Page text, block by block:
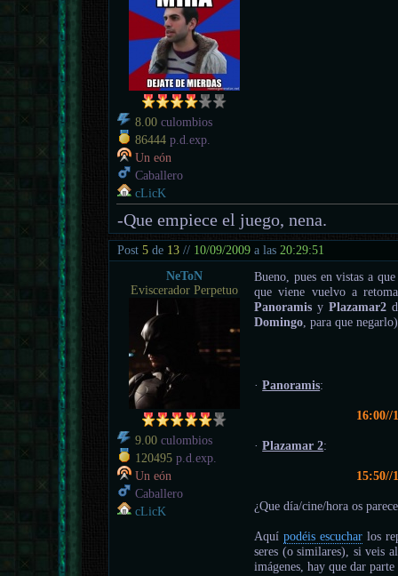
8.00 culombios
86444 p.d.exp.
Un eón
Caballero
cLicK
-Que empiece el juego, nena.
Post5 de 13 // 10/09/2009 a las 20:29:51
NeToN
Eviscerador Perpetuo
9.00 culombios
120495 p.d.exp.
Un eón
Caballero
cLicK
Bueno, pues en vistas a
que viene vuelvo a
Panoramis yPlazamar2
Domingo , para que
·Panoramis:
16:00//
·Plazamar 2:
15:50//
¿Que día/cine/hora os
Aquípodéis escuchar los
seres (o similares), si veis
imágenes, hay que dar